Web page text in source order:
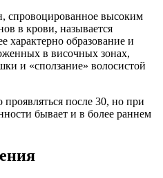
спровоцированное высоким
в крови, называется
характерно образование и
в височных зонах,
и «сползание» волосистой
после 30, но при
бывает и в более раннем